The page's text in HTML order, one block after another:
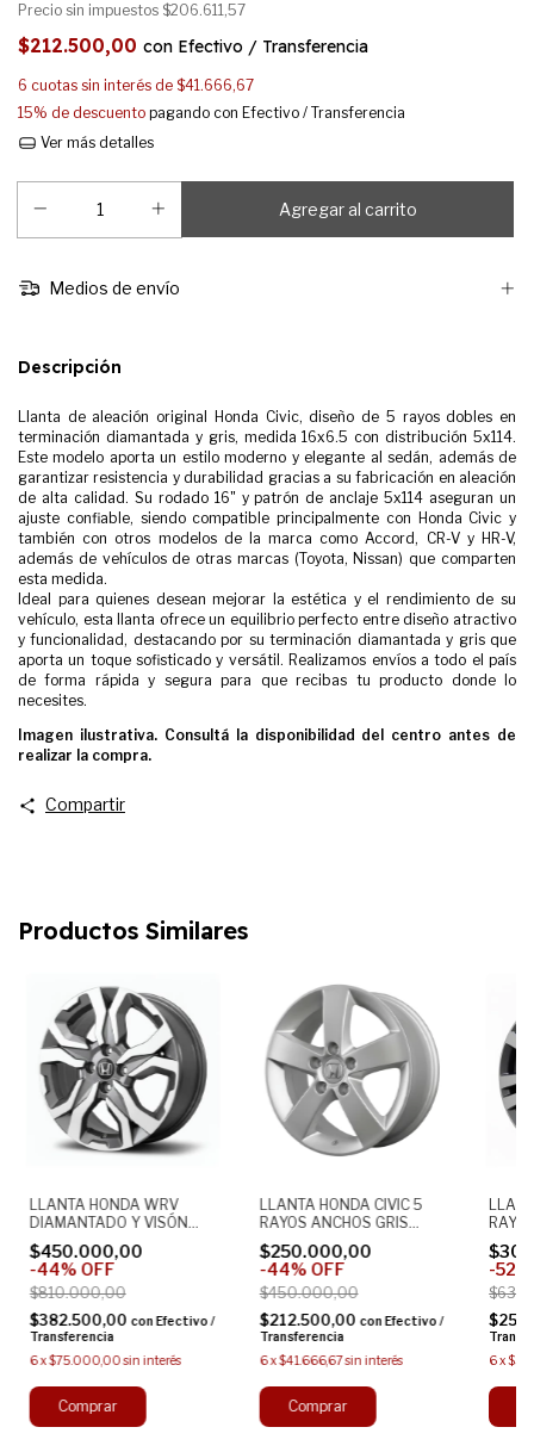
Precio sin impuestos $206.611,57
$212.500,00 con Efectivo / Transferencia
6 cuotas sin interés de $41.666,67
15% de descuento pagando con Efectivo / Transferencia
Ver más detalles
Medios de envío
Descripción
Llanta de aleación original Honda Civic, diseño de 5 rayos dobles en
terminación diamantada y gris, medida 16x6.5 con distribución 5x114.
Este modelo aporta un estilo moderno y elegante al sedán, además de
garantizar resistencia y durabilidad gracias a su fabricación en aleación
de alta calidad. Su rodado 16" y patrón de anclaje 5x114 aseguran un
ajuste confiable, siendo compatible principalmente con Honda Civic y
también con otros modelos de la marca como Accord, CR-V y HR-V,
además de vehículos de otras marcas (Toyota, Nissan) que comparten
esta medida.
Ideal para quienes desean mejorar la estética y el rendimiento de su
vehículo, esta llanta ofrece un equilibrio perfecto entre diseño atractivo
y funcionalidad, destacando por su terminación diamantada y gris que
aporta un toque sofisticado y versátil. Realizamos envíos a todo el país
de forma rápida y segura para que recibas tu producto donde lo
necesites.
Imagen ilustrativa. Consultá la disponibilidad del centro antes de
realizar la compra.
Compartir
Productos Similares
LLANTA HONDA WRV
DIAMANTADO Y VISÓN
16X6 4X114 ORIGINAL
ALEACION
$450.000,00
-44% OFF
$810.000,00
$382.500,00 con Efectivo /
Transferencia
6x$75.000,00 sin interés
LLANTA HONDA CIVIC 5
RAYOS ANCHOS GRIS
16X6.5 5X114 ORIGINAL
ALEACION
$250.000,00
-44% OFF
$450.000,00
$212.500,00 con Efectivo /
Transferencia
6x$41.666,67sin interés
16X6
-52
6x